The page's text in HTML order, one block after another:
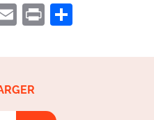
Email
PrintPartager